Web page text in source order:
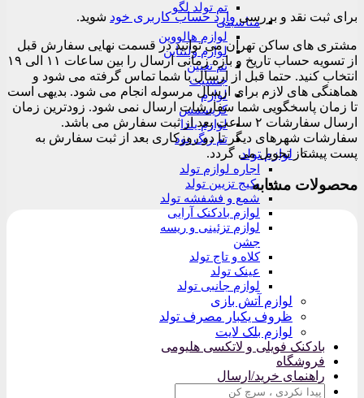
تم تولد لگو
مناسبتی
لوازم هالووین
لوازم ولنتاین
تم تعیین
جنسیت
لوازم
کریسمس
لوازم یلدا
تم رنگ نود
لوازم تولد
اجاره لوازم تولد
پکیج تزیین تولد
شمع و فشفشه تولد
لوازم بادکنک آرایی
لوازم تزئینی و ریسه
جشن
کلاه و تاج تولد
عینک تولد
لوازم جانبی تولد
لوازم آتش بازی
ظروف یکبار مصرف تولد
لوازم بلک لایت
بادکنک فویلی و لاتکسی هلیومی
فروشگاه
راهنمای خرید/ارسال
جستجو
برای ثبت نقد و بررسی وارد حساب کاربری خود شوید.
مشتری های ساکن تهران می توانید در قسمت نهایی سفارش قبل
از تسویه حساب تاریخ و بازه زمانی ارسال را بین ساعات ۱۱ الی ۱۹
انتخاب کنید. حتما قبل از ارسال با شما تماس گرفته می شود و
هماهنگی های لازم برای ارسال مرسوله انجام می شود. بدیهی است
تا زمان پاسخگویی شما سفارشات ارسال نمی شود. زودترین زمان
ارسال سفارشات ۲ ساعت بعد از ثبت سفارش می باشد.
سفارشات شهرهای دیگر تا دو روزکاری بعد از ثبت سفارش به
پست پیشتاز تحویل می گردد.
محصولات مشابه